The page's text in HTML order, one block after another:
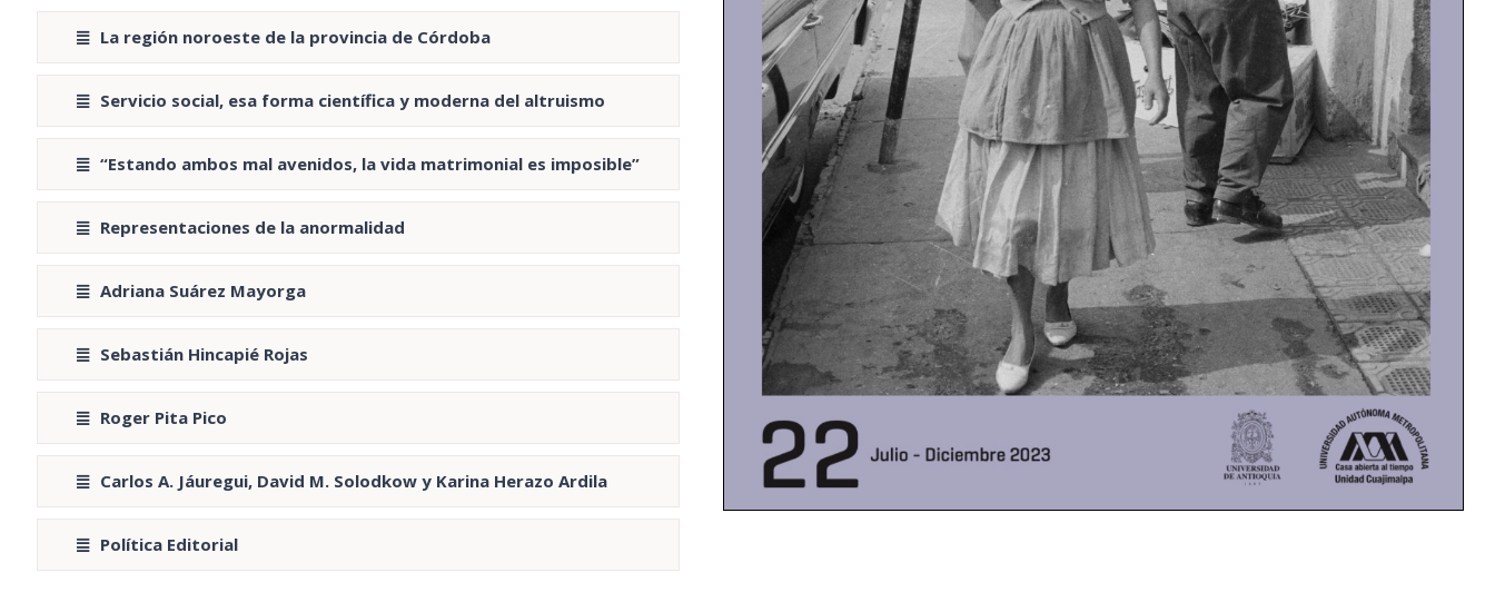
La región noroeste de la provincia de Córdoba
Servicio social, esa forma científica y moderna del altruismo
“Estando ambos mal avenidos, la vida matrimonial es imposible”
Representaciones de la anormalidad
Adriana Suárez Mayorga
Sebastián Hincapié Rojas
Roger Pita Pico
Carlos A. Jáuregui, David M. Solodkow y Karina Herazo Ardila
Política Editorial